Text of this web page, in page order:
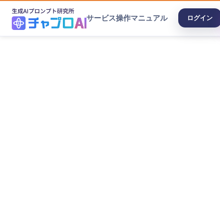
サービス操作マニュアル ログイン